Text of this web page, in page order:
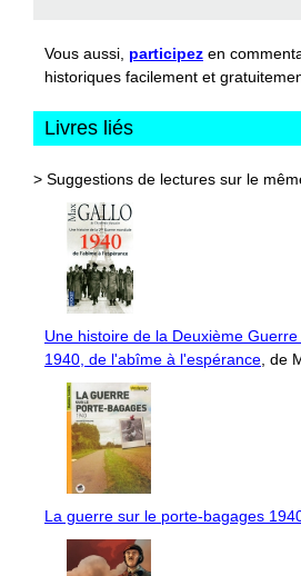
Vous aussi, participez en
historiques facilement et
Livres liés
> Suggestions de lectures sur le
Une histoire de la Deuxième
1940, de l'abîme à l'espérance, de
La guerre sur le porte-bagages